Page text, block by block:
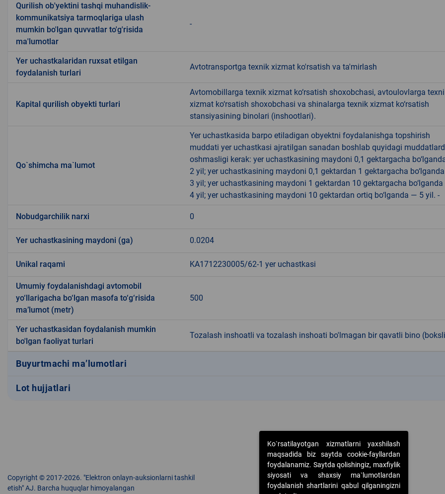
Qurilish ob'yektini tashqi muhandislik-
kommunikatsiya tarmoqlariga ulash
mumkin bo'lgan quvvatlar to'g'risida
ma'lumotlar
-
Yer uchastkalaridan ruxsat etilgan
foydalanish turlari
Avtotransportga texnik xizmat ko'rsatish va ta'mirlash
Kapital qurilish obyekti turlari
Avtomobillarga texnik xizmat ko‘rsatish shoxobchasi, avtoulovlarga
xizmat ko‘rsatish shoxobchasi va shinalarga texnik xizmat ko‘rsatish
stansiyasining binolari (inshootlari).
Qo`shimcha ma`lumot
Yer uchastkasida barpo etiladigan obyektni foydalanishga topshirish
muddati yer uchastkasi ajratilgan sanadan boshlab quyidagi
oshmasligi kerak: yer uchastkasining maydoni 0,1 gektargacha
2 yil; yer uchastkasining maydoni 0,1 gektardan 1 gektargacha
3 yil; yer uchastkasining maydoni 1 gektardan 10 gektargacha
4 yil; yer uchastkasining maydoni 10 gektardan ortiq bo‘lganda — 5 yil. -
Nobudgarchilik narxi 0
Yer uchastkasining maydoni (ga) 0.0204
Unikal raqami KA1712230005/62-1 yer uchastkasi
Umumiy foydalanishdagi avtomobil
yo‘llarigacha bo‘lgan masofa to‘g‘risida
ma’lumot (metr)
500
Yer uchastkasidan foydalanish mumkin
bo'lgan faoliyat turlari
Tozalash inshoatli va tozalash inshoati bo'lmagan bir qavatli bino
Buyurtmachi ma’lumotlari
Lot hujjatlari
Copyright © 2017-2026. "Elektron onlayn-auksionlarni tashkil
etish" AJ. Barcha huquqlar himoyalangan
Ko`rsatilayotgan xizmatlarni yaxshilash
maqsadida biz saytda cookie-fayllardan
foydalanamiz. Saytda qolishingiz, maxfiylik
siyosati va shaxsiy ma`lumotlardan
foydalanish shartlarini qabul qilganingizni